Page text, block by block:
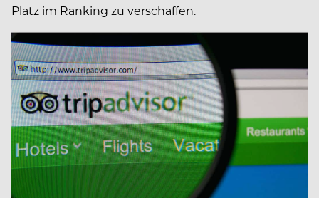
Platz im Ranking zu verschaffen.